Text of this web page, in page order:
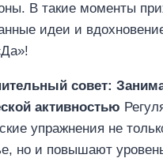
В такие моменты
идеи и
совет:
активностью
упражнения не
но и повышают